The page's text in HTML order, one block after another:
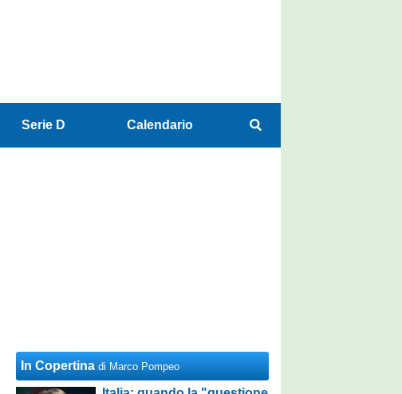
Serie D Calendario
In Copertina di Marco Pompeo